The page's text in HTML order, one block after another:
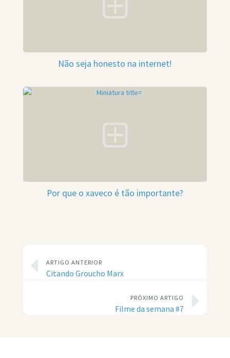
Não seja honesto na internet!
Por que o xaveco é tão importante?
ARTIGO ANTERIOR
Citando Groucho Marx
PRÓXIMO ARTIGO
Filme da semana #7